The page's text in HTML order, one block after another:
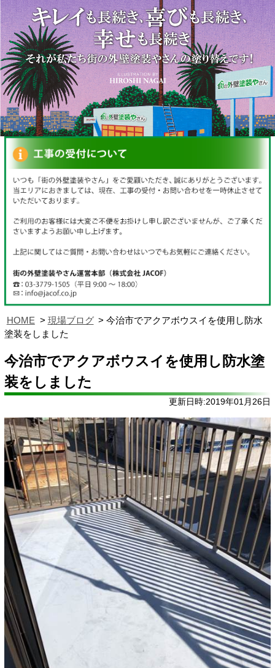
HOME 現場ブログ
今治市でアクアボウスイを使用し防水
塗装をしました
今治市でアクアボウスイを使用し防水塗
装をしました
更新日時:2019年01月26日